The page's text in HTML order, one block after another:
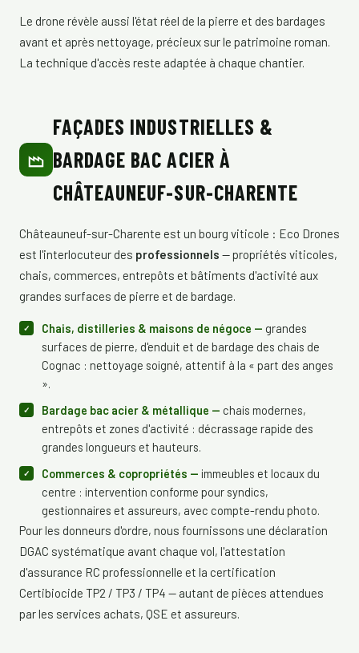
Le drone révèle aussi l'état réel de la pierre et des bardages
avant et après nettoyage, précieux sur le patrimoine roman.
La technique d'accès reste adaptée à chaque chantier.
FAÇADES INDUSTRIELLES &
BARDAGE BAC ACIER À
CHÂTEAUNEUF-SUR-CHARENTE
Châteauneuf-sur-Charente est un bourg viticole : Eco Drones
est l'interlocuteur des professionnels — propriétés viticoles,
chais, commerces, entrepôts et bâtiments d'activité aux
grandes surfaces de pierre et de bardage.
Chais, distilleries & maisons de négoce — grandes
surfaces de pierre, d'enduit et de bardage des chais de
Cognac : nettoyage soigné, attentif à la « part des anges
».
Bardage bac acier & métallique — chais modernes,
entrepôts et zones d'activité : décrassage rapide des
grandes longueurs et hauteurs.
Commerces & copropriétés — immeubles et locaux du
centre : intervention conforme pour syndics,
gestionnaires et assureurs, avec compte-rendu photo.
Pour les donneurs d'ordre, nous fournissons une déclaration
DGAC systématique avant chaque vol, l'attestation
d'assurance RC professionnelle et la certification
Certibiocide TP2 / TP3 / TP4 — autant de pièces attendues
par les services achats, QSE et assureurs.